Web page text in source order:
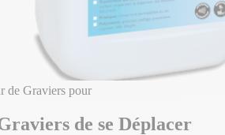
de Graviers pour
de se Déplacer